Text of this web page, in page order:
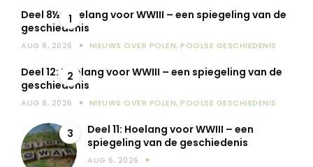
1
Deel 8½: Hoelang voor WWIII – een spiegeling van de
geschiedenis
AUG 8, 2026 NIEUWS OVER POLEN, POOLSE GESCHIEDENIS
2
Deel 12: Hoelang voor WWIII – een spiegeling van de
geschiedenis
AUG 8, 2026 NIEUWS OVER POLEN, POOLSE GESCHIEDENIS
3
Deel 11: Hoelang voor WWIII – een
spiegeling van de geschiedenis
AUG 6, 2026